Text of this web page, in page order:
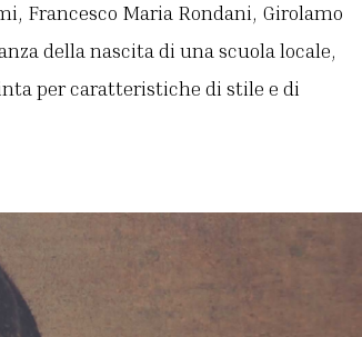
Francesco Maria Rondani, Girolamo
della nascita di una scuola locale,
per caratteristiche di stile e di